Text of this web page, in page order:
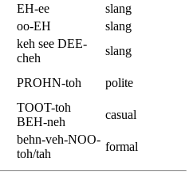
EH-ee
slang
oo-EH
slang
keh see DEE-
cheh
slang
PROHN-toh polite
TOOT-toh
BEH-neh
casual
behn-veh-NOO-
toh/tah
formal